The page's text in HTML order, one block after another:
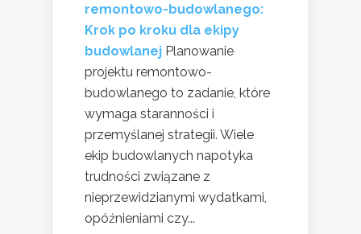
remontowo-budowlanego:
Krok po kroku dla ekipy
budowlanej Planowanie
projektu remontowo-
budowlanego to zadanie, które
wymaga staranności i
przemyślanej strategii. Wiele
ekip budowlanych napotyka
trudności związane z
nieprzewidzianymi wydatkami,
opóźnieniami czy...